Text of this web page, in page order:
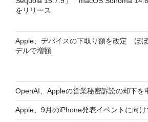
をリリース
Apple、デバイスの下取り額を改定 ほ
デルで増額
OpenAI、Appleの営業秘密訴訟の却下を
Apple、9月のiPhone発表イベントに向